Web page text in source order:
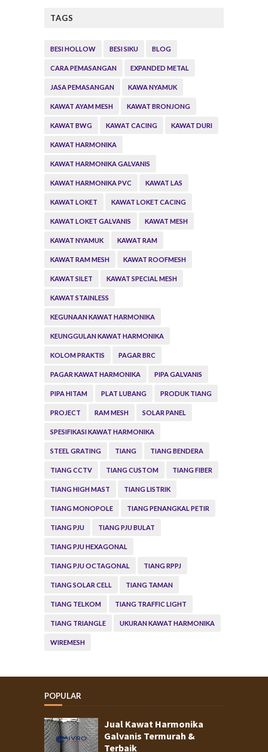
TAGS
BESI HOLLOW BESI SIKU BLOG
CARA PEMASANGAN EXPANDED METAL
JASA PEMASANGAN KAWA NYAMUK
KAWAT AYAM MESH KAWAT BRONJONG
KAWAT BWG KAWAT CACING KAWAT DURI
KAWAT HARMONIKA
KAWAT HARMONIKA GALVANIS
KAWAT HARMONIKA PVC KAWAT LAS
KAWAT LOKET KAWAT LOKET CACING
KAWAT LOKET GALVANIS KAWAT MESH
KAWAT NYAMUK KAWAT RAM
KAWAT RAM MESH KAWAT ROOFMESH
KAWAT SILET KAWAT SPECIAL MESH
KAWAT STAINLESS
KEGUNAAN KAWAT HARMONIKA
KEUNGGULAN KAWAT HARMONIKA
KOLOM PRAKTIS PAGAR BRC
PAGAR KAWAT HARMONIKA PIPA GALVANIS
PIPA HITAM PLAT LUBANG PRODUK TIANG
PROJECT RAM MESH SOLAR PANEL
SPESIFIKASI KAWAT HARMONIKA
STEEL GRATING TIANG TIANG BENDERA
TIANG CCTV TIANG CUSTOM TIANG FIBER
TIANG HIGH MAST TIANG LISTRIK
TIANG MONOPOLE TIANG PENANGKAL PETIR
TIANG PJU TIANG PJU BULAT
TIANG PJU HEXAGONAL
TIANG PJU OCTAGONAL TIANG RPPJ
TIANG SOLAR CELL TIANG TAMAN
TIANG TELKOM TIANG TRAFFIC LIGHT
TIANG TRIANGLE UKURAN KAWAT HARMONIKA
WIREMESH
POPULAR
Jual Kawat Harmonika
Galvanis Termurah &
Terbaik